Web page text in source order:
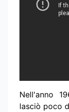
Nell'anno
lasciò poco